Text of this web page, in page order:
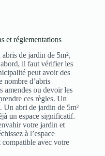
et réglementations
de jardin de 5m²,
il faut vérifier les
peut avoir des
nombre d’abris
amendes ou devoir les
ces règles. Un
Un abri de jardin de 5m²
un espace significatif.
votre jardin et
à l’espace
avec votre